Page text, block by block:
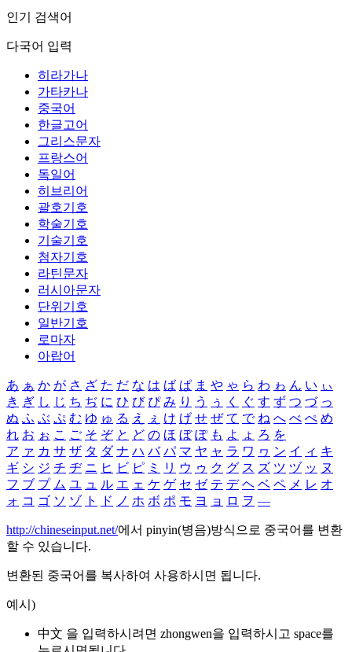
인기 검색어
다국어 입력
히라가나
가타카나
중국어
한글고어
그리스문자
프랑스어
독일어
히브리어
괄호기호
학술기호
기술기호
첨자기호
라틴문자
러시아문자
단위기호
일반기호
로마자
아랍어
あ ぁ か が さ ざ た だ な は ば ぱ ま や ゃ ら わ ゎ ん い ぃ
き ぎ し じ ち ぢ に ひ び ぴ み り う ぅ く ぐ す ず つ づ っ
ぬ ふ ぶ ぷ む ゆ ゅ る え ぇ け げ せ ぜ て で ね へ べ ぺ め
れ お ぉ こ ご そ ぞ と ど の ほ ぼ ぽ も よ ょ ろ を
ア ァ カ サ ザ タ ダ ナ ハ バ パ マ ヤ ャ ラ ワ ヮ ン イ ィ キ
ギ シ ジ チ ヂ ニ ヒ ビ ピ ミ リ ウ ゥ ク グ ス ズ ツ ヅ ッ ヌ
フ ブ プ ム ユ ュ ル エ ェ ケ ゲ セ ゼ テ デ ヘ ベ ペ メ レ オ
ォ コ ゴ ソ ゾ ト ド ノ ホ ボ ポ モ ヨ ョ ロ ヲ ―
http://chineseinput.net/에서 pinyin(병음)방식으로 중국어를 변환
할 수 있습니다.
변환된 중국어를 복사하여 사용하시면 됩니다.
예시)
中文 을 입력하시려면 zhongwen을 입력하시고 space를